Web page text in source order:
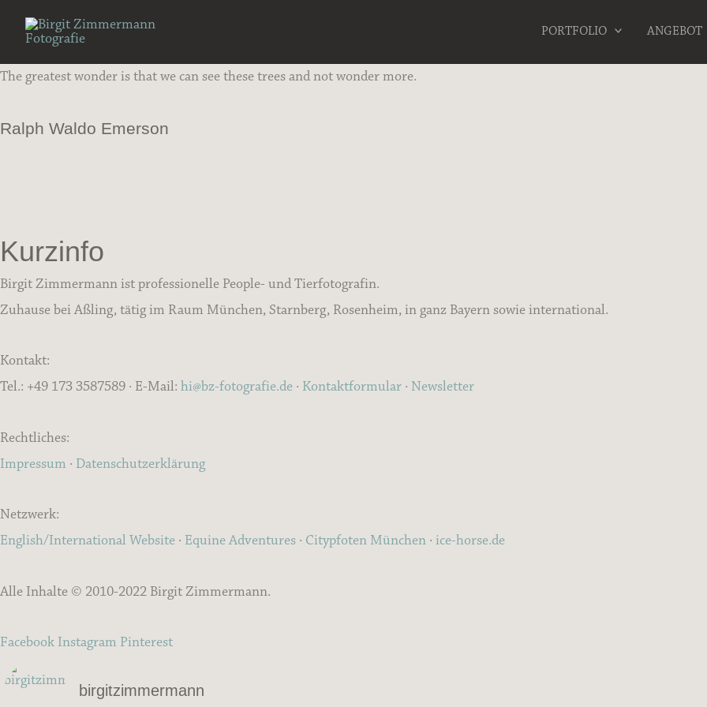
Inhalt
springen
PORTFOLIO ANGEBOT
The greatest wonder is that we can see these trees and not wonder more.
Ralph Waldo Emerson
Kurzinfo
Birgit Zimmermann ist professionelle People- und Tierfotografin.
Zuhause bei Aßling, tätig im Raum München, Starnberg, Rosenheim, in ganz Bayern sowie international.
Kontakt:
Tel.: +49 173 3587589 · E-Mail: hi@bz-fotografie.de · Kontaktformular · Newsletter
Rechtliches:
Impressum · Datenschutzerklärung
Netzwerk:
English/International Website · Equine Adventures · Citypfoten München · ice-horse.de
Alle Inhalte © 2010-2022 Birgit Zimmermann.
Facebook Instagram Pinterest
birgitzimmermann